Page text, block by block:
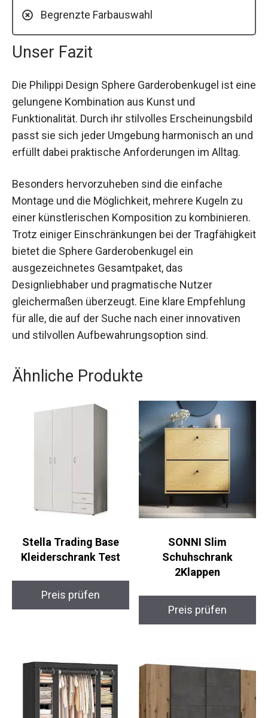
Begrenzte Farbauswahl
Unser Fazit
Die Philippi Design Sphere Garderobenkugel ist eine
gelungene Kombination aus Kunst und
Funktionalität. Durch ihr stilvolles Erscheinungsbild
passt sie sich jeder Umgebung harmonisch an und
erfüllt dabei praktische Anforderungen im Alltag.
Besonders hervorzuheben sind die einfache
Montage und die Möglichkeit, mehrere Kugeln zu
einer künstlerischen Komposition zu kombinieren.
Trotz einiger Einschränkungen bei der Tragfähigkeit
bietet die Sphere Garderobenkugel ein
ausgezeichnetes Gesamtpaket, das
Designliebhaber und pragmatische Nutzer
gleichermaßen überzeugt. Eine klare Empfehlung
für alle, die auf der Suche nach einer innovativen
und stilvollen Aufbewahrungsoption sind.
Ähnliche Produkte
Stella Trading Base
Kleiderschrank Test
Preis prüfen
SONNI Slim
Schuhschrank
2Klappen
Preis prüfen